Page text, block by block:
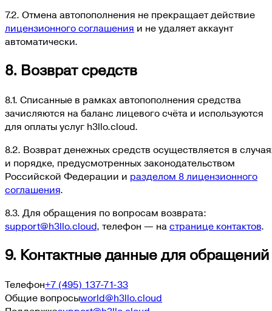
7.2. Отмена автопополнения не прекращает действие
лицензионного соглашения и не удаляет аккаунт
автоматически.
8. Возврат средств
8.1. Списанные в рамках автопополнения средства
зачисляются на баланс лицевого счёта и используются
для оплаты услуг h3llo.cloud.
8.2. Возврат денежных средств осуществляется в
и порядке, предусмотренных законодательством
Российской Федерации и разделом 8 лицензионного
соглашения.
8.3. Для обращения по вопросам возврата:
support@h3llo.cloud, телефон — настранице контактов.
9. Контактные данные для обращений
Телефон+7 (495) 137-71-33
Общие вопросыworld@h3llo.cloud